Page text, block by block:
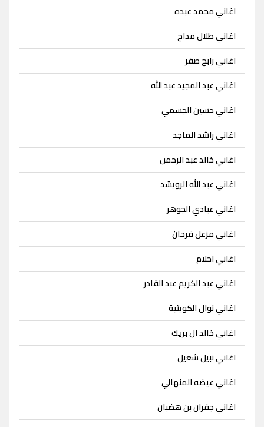
اغاني محمد عبده
اغاني طلال مداح
اغاني رابح صقر
اغاني عبد المجيد عبد الله
اغاني حسين الجسمي
اغاني راشد الماجد
اغاني خالد عبد الرحمن
اغاني عبد الله الرويشد
اغاني عبادي الجوهر
اغاني مزعل فرحان
اغاني احلام
اغاني عبد الكريم عبد القادر
اغاني نوال الكويتية
اغاني خالد ال بريك
اغاني نبيل شعيل
اغاني عيضه المنهالي
اغاني جفران بن هضبان